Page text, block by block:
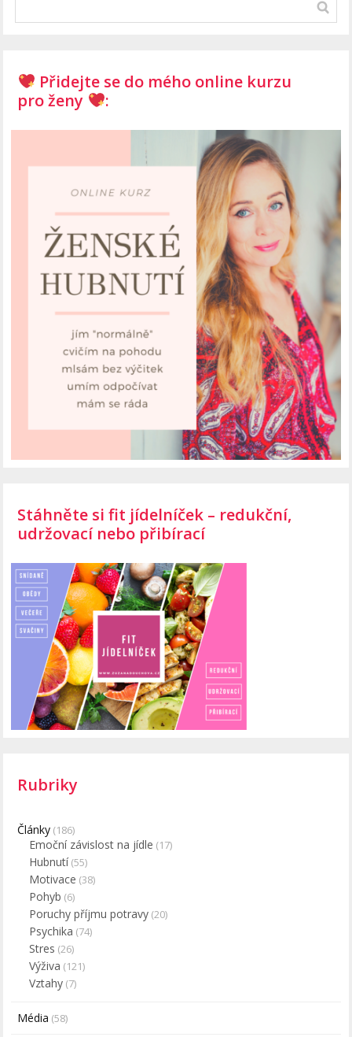
Přidejte se do mého online kurzu
pro ženy
:
Stáhněte si fit jídelníček – redukční,
udržovací nebo přibírací
Rubriky
Články (186)
Emoční závislost na jídle (17)
Hubnutí(55)
Motivace (38)
Pohyb (6)
Poruchy příjmu potravy (20)
Psychika (74)
Stres (26)
Výživa (121)
Vztahy (7)
Média (58)